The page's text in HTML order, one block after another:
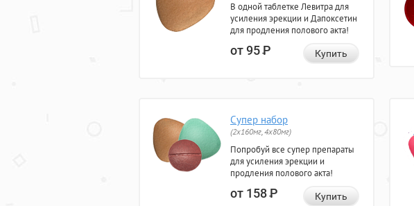
В одной таблетке Левитра для
усиления эрекции и Дапоксетин
для продления полового акта!
от 95Р Купить
Супер набор
(2х160мг, 4х80мг)
Попробуй все супер препараты
для усиления эрекции и
продления полового акта!
от 158Р Купить